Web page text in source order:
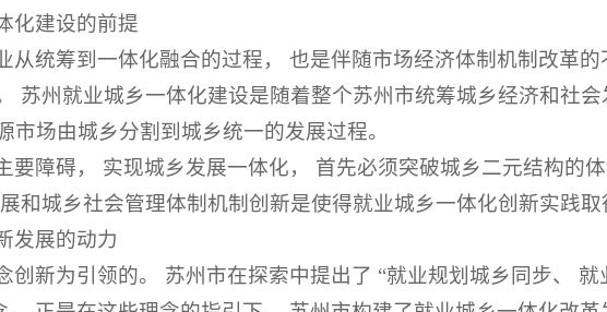
化建设的前提
从统筹到一体化融合的过程， 也是伴随市场经济体制机制改革
苏州就业城乡一体化建设是随着整个苏州市统筹城乡经济和社
场由城乡分割到城乡统一的发展过程。
要障碍， 实现城乡发展一体化， 首先必须突破城乡二元结构的
和城乡社会管理体制机制创新是使得就业城乡一体化创新实践取
发展的动力
创新为引领的。 苏州市在探索中提出了 “就业规划城乡同步、